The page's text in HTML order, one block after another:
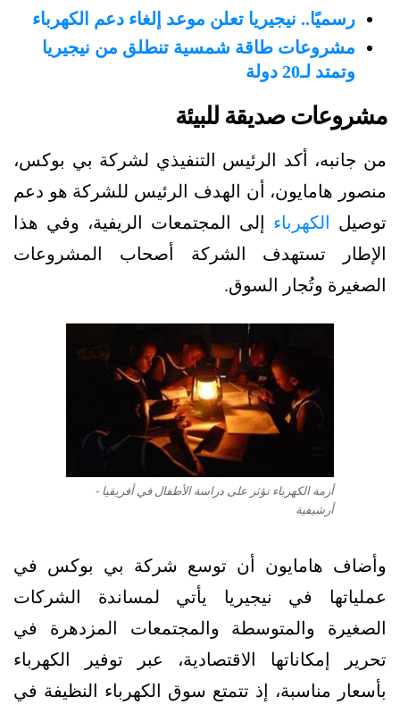
رسميًا.. نيجيريا تعلن موعد إلغاء دعم الكهرباء
مشروعات طاقة شمسية تنطلق من نيجيريا
وتمتد لـ20 دولة
مشروعات صديقة للبيئة
من جانبه، أكد الرئيس التنفيذي لشركة بي بوكس،
منصور هامايون، أن الهدف الرئيس للشركة هو دعم
توصيل
الكهرباء إلى المجتمعات الريفية، وفي هذا
الإطار تستهدف الشركة أصحاب المشروعات
الصغيرة وتُجار السوق.
أزمة الكهرباء تؤثر على دراسة الأطفال في أفريقيا -
أرشيفية
وأضاف هامايون أن توسع شركة بي بوكس في
عملياتها في نيجيريا يأتي لمساندة الشركات
الصغيرة والمتوسطة والمجتمعات المزدهرة في
تحرير إمكاناتها الاقتصادية، عبر توفير الكهرباء
بأسعار مناسبة، إذ تتمتع سوق الكهرباء النظيفة في